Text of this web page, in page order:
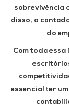
sobrevivência
disso, o
do
Com toda
essencial ter